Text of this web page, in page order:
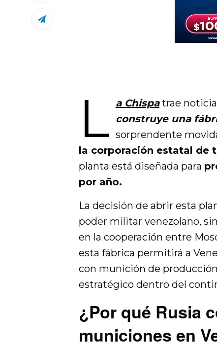
L a Chispatrae noticia
construye una
sorprendente
la corporación estatal de
planta está diseñada para
por año.
La decisión de abrir esta
poder militar venezolano,
en la cooperación entre
esta fábrica permitirá a
con munición de
estratégico dentro del
¿Por qué Rusia
municiones en